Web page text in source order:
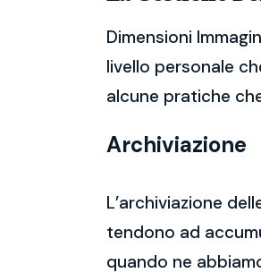
Dimensioni
livello personale
alcune pratiche
Archiviazione
L’archiviazione
tendono ad
quando ne